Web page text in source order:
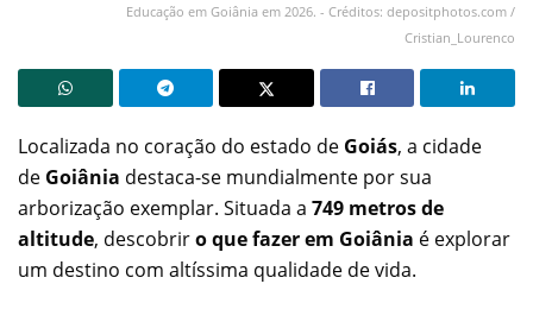
Educação em Goiânia em 2026. - Créditos: depositphotos.com /
Cristian_Lourenco
Localizada no coração do estado de Goiás, a cidade
de Goiânia destaca-se mundialmente por sua
arborização exemplar. Situada a 749 metros de
altitude, descobriro que fazer em Goiânia é explorar
um destino com altíssima qualidade de vida.